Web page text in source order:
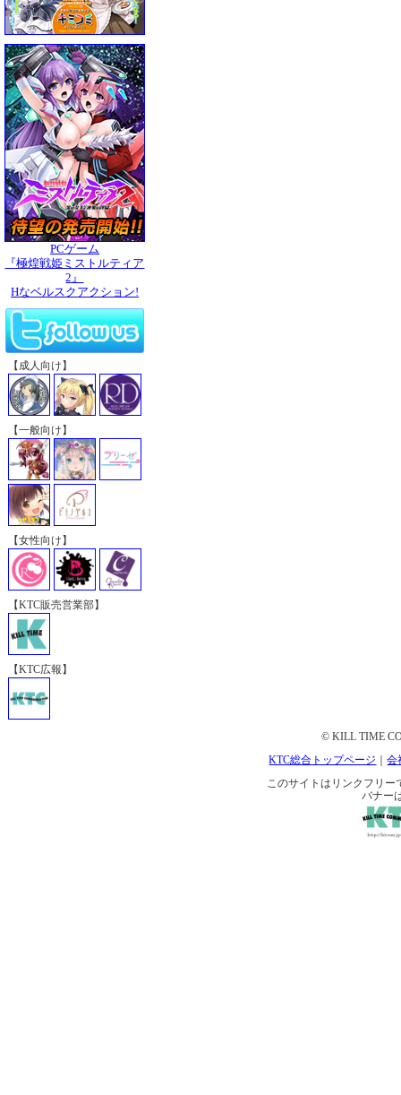
PCゲーム
『極煌戦姫ミストルティア
2』
Hなベルスクアクション!
【成人向け】
【一般向け】
【女性向け】
【KTC販売営業部】
【KTC広報】
© KILL TIME
KTC総合トップページ
｜会
このサイトはリンクフリー
バナー